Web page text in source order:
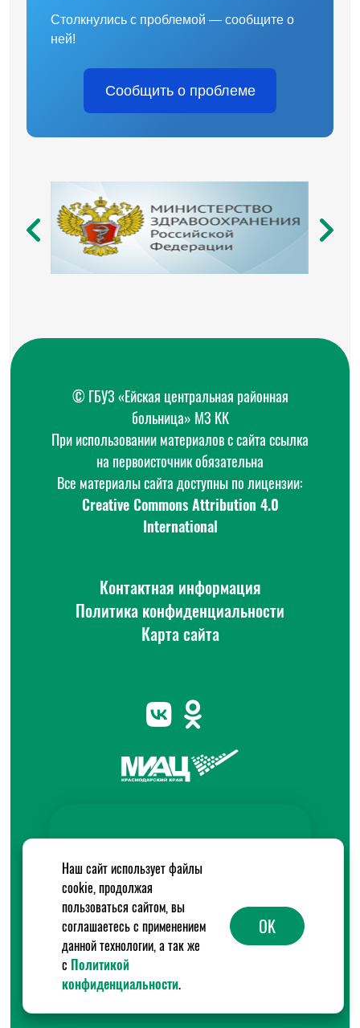
Столкнулись с проблемой — сообщите о
ней!
Сообщить о проблеме
© ГБУЗ «Ейская центральная районная
больница» МЗ КК
При использовании материалов с сайта ссылка
на первоисточник обязательна
Все материалы сайта доступны по лицензии:
Creative Commons Attribution 4.0
International
Контактная информация
Политика конфиденциальности
Карта сайта
Наш сайт использует файлы
cookie, продолжая
пользоваться сайтом, вы
соглашаетесь с применением
данной технологии, а так же
с Политикой
конфиденциальности.
OK